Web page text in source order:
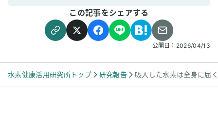
この記事をシェアする
公開日： 2026/04/13
水素健康活用研究所トップ 研究報告 吸入した水素は全身に届